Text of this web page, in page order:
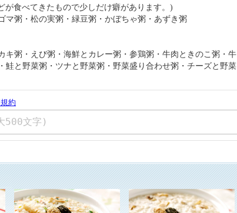
が食べてきたもので少しだけ癖があります。)
マ粥・松の実粥・緑豆粥・かぼちゃ粥・あずき粥
キ粥・えび粥・海鮮とカレー粥・参鶏粥・牛肉ときのこ粥・牛
鮭と野菜粥・ツナと野菜粥・野菜盛り合わせ粥・チーズと野菜